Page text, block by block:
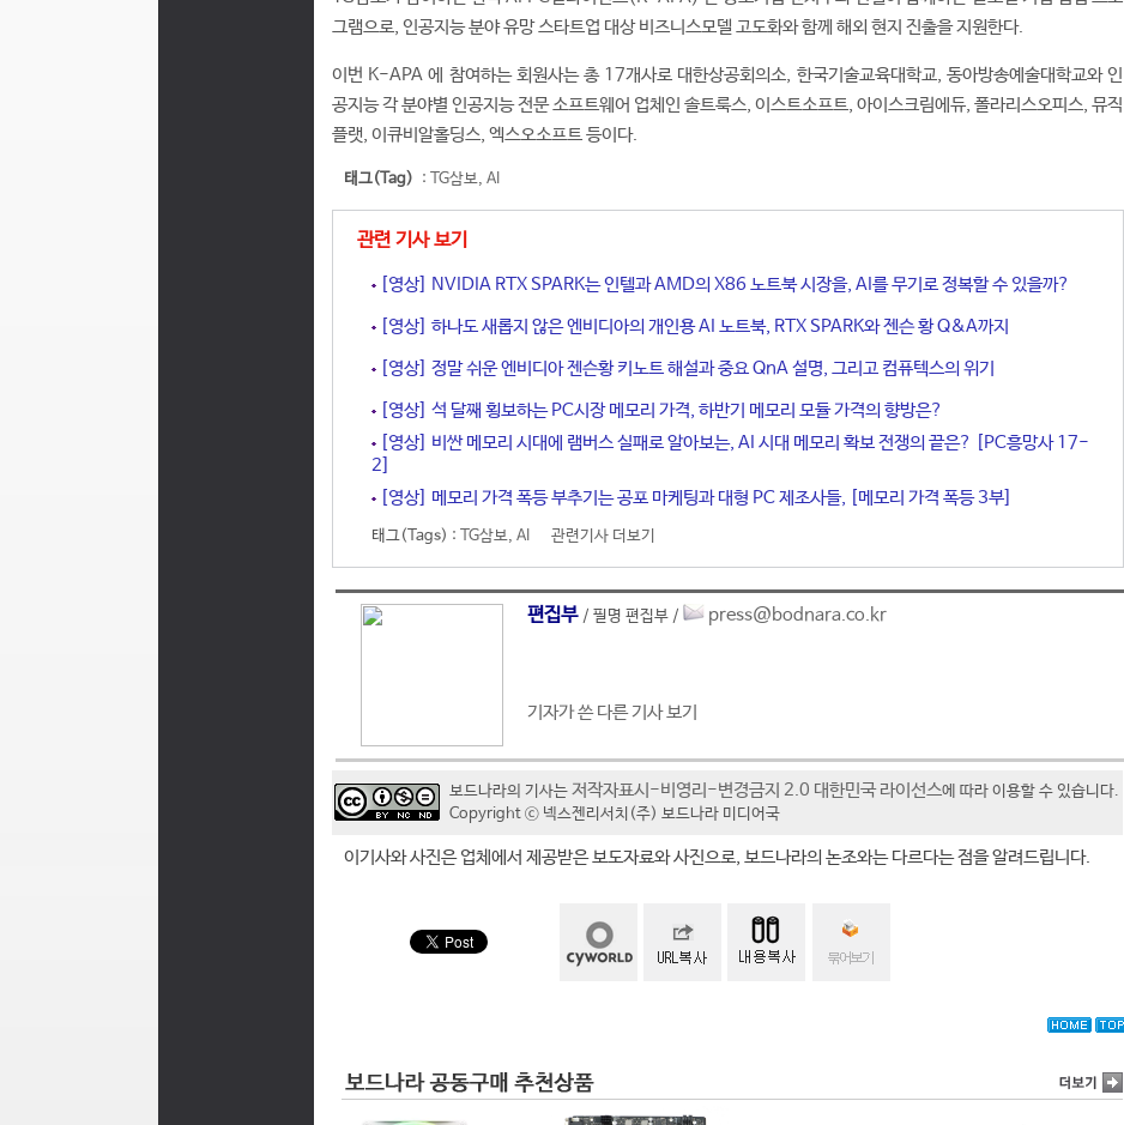
그램으로, 인공지능 분야 유망 스타트업 대상 비즈니스모델 고도화와 함께 해외 현지 진출을 지원한다.
이번 K-APA 에 참여하는 회원사는 총 17개사로 대한상공회의소, 한국기술교육대학교, 동아방송예술대학교와 인
공지능 각 분야별 인공지능 전문 소프트웨어 업체인 솔트룩스, 이스트소프트, 아이스크림에듀, 폴라리스오피스, 뮤직
플랫, 이큐비알홀딩스, 엑스오소프트 등이다.
태그(Tag) : TG삼보, AI
관련 기사 보기
[영상] NVIDIA RTX SPARK는 인텔과 AMD의 X86 노트북 시장을, AI를 무기로 정복할 수 있을까?
[영상] 하나도 새롭지 않은 엔비디아의 개인용 AI 노트북, RTX SPARK와 젠슨 황 Q&A까지
[영상] 정말 쉬운 엔비디아 젠슨황 키노트 해설과 중요 QnA 설명, 그리고 컴퓨텍스의 위기
[영상] 석 달째 횡보하는 PC시장 메모리 가격, 하반기 메모리 모듈 가격의 향방은?
[영상] 비싼 메모리 시대에 램버스 실패로 알아보는, AI 시대 메모리 확보 전쟁의 끝은? [PC흥망사 17-
2]
[영상] 메모리 가격 폭등 부추기는 공포 마케팅과 대형 PC 제조사들, [메모리 가격 폭등 3부]
태그(Tags) : TG삼보, AI 관련기사 더보기
편집부 / 필명 편집부 / press@bodnara.co.kr
기자가 쓴 다른 기사 보기
보드나라의 기사는 저작자표시-비영리-변경금지 2.0 대한민국 라이선스에 따라 이용할 수 있습니다.
Copyright ⓒ 넥스젠리서치(주) 보드나라 미디어국
이기사와 사진은 업체에서 제공받은 보도자료와 사진으로, 보드나라의 논조와는 다르다는 점을 알려드립니다.